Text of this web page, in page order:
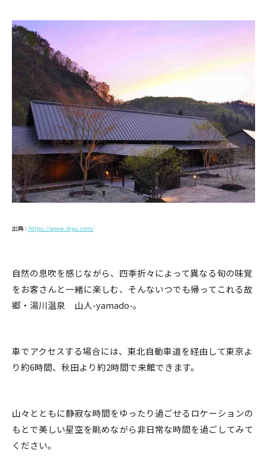
出典 : https://www.ikyu.com/
自然の息吹を感じながら、四季折々によって異なる旬の味覚
をお客さんと一緒に楽しむ、そんないつでも帰ってこれる故
郷・湯川温泉 山人-yamado-。
車でアクセスする場合には、東北自動車道を経由して東京よ
り約6時間、秋田より約2時間で来館できます。
山々とともに静寂な時間をゆったり過ごせるロケーションの
もとで美しい星空を眺めながら非日常な時間を過ごしてみて
ください。